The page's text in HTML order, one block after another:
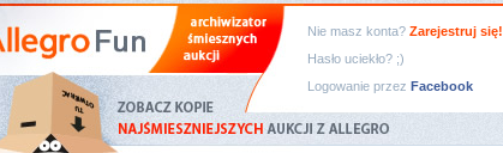
Nie masz konta? Zarejestruj się!
Hasło uciekło? ;)
Logowanie przez Facebook